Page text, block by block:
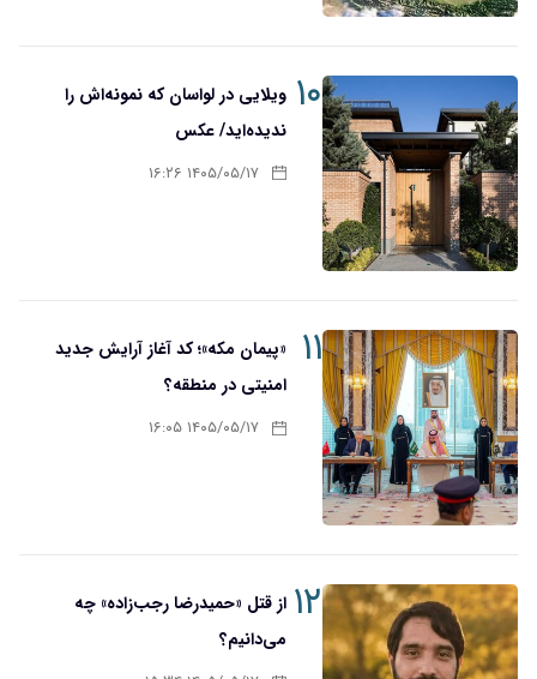
۱۰
ویلایی در لواسان که نمونه‌اش را
ندیده‌اید/ عکس
۱۴۰۵/۰۵/۱۷ ۱۶:۲۶
۱۱ «پیمان مکه»؛ کد آغاز آرایش جدید
امنیتی در منطقه؟
۱۴۰۵/۰۵/۱۷ ۱۶:۰۵
۱۲از قتل «حمیدرضا رجب‌زاده» چه
می‌دانیم؟